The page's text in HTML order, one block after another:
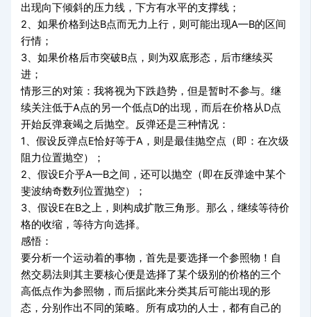
出现向下倾斜的压力线，下方有水平的支撑线；
2、如果价格到达B点而无力上行，则可能出现A—B的区间
行情；
3、如果价格后市突破B点，则为双底形态，后市继续买
进；
情形三的对策：我将视为下跌趋势，但是暂时不参与。继
续关注低于A点的另一个低点D的出现，而后在价格从D点
开始反弹衰竭之后抛空。反弹还是三种情况：
1 、假设反弹点E恰好等于A ，则是最佳抛空点（即：在次级
阻力位置抛空）；
2、假设E介乎A—B之间，还可以抛空（即在反弹途中某个
斐波纳奇数列位置抛空）；
3、假设E在B之上，则构成扩散三角形。那么，继续等待价
格的收缩，等待方向选择。
感悟：
要分析一个运动着的事物，首先是要选择一个参照物！自
然交易法则其主要核心便是选择了某个级别的价格的三个
高低点作为参照物，而后据此来分类其后可能出现的形
态，分别作出不同的策略。所有成功的人士，都有自己的